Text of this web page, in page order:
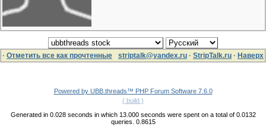
· Отметить все как прочтенные striptalk@yandex.ru · StripTalk.ru · Наверх
Powered by UBB.threads™ PHP Forum Software 7.6.0
( build )
Generated in 0.028 seconds in which 13.000 seconds were spent on a total of 0.0132
queries. 0.8615